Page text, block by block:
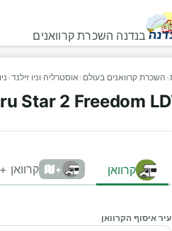
בנדנה השכרת קרוואנים
› השכרת קרוואנים בעולם › אוסטרליה וניו זילנד›
Star 2 Freedom
קרוואן + קרוואן
עיר איסוף הקרוואן